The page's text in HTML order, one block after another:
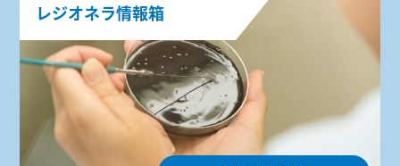
レジオネラ情報箱